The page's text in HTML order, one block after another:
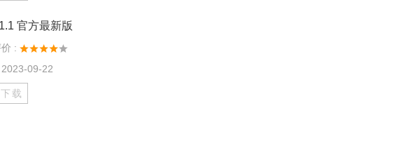
官方最新版
:
2023-09-22
载